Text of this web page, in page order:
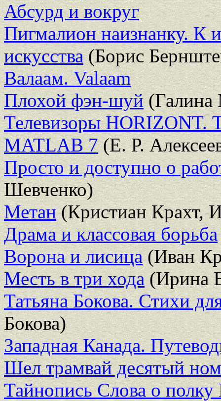
Абсурд и вокруг
Пигмалион наизнанку. К
искусства(Борис
Валаам. Valaam
Плохой фэн-шуй(Галина
Телевизоры HORIZONT.
MATLAB 7(Е. Р.
Просто и доступно о
Шевченко)
Метан(Кристиан Крахт,
Драма и классовая борьба
Ворона и лисица(Иван
Месть в три хода(Ирина
Татьяна Бокова. Стихи
Бокова)
Западная Канада.
Шел трамвай десятый
Тайнопись Слова о